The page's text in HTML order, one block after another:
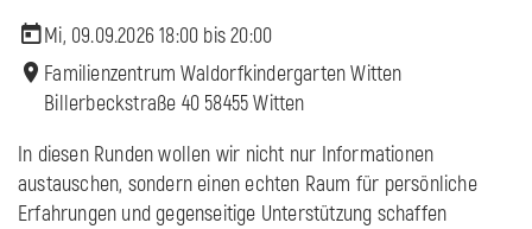
Mi, 09.09.2026 18:00 bis20:00
Familienzentrum Waldorfkindergarten Witten
Billerbeckstraße 40 58455 Witten
In diesen Runden wollen wir nicht nur Informationen
austauschen, sondern einen echten Raum für persönliche
Erfahrungen und gegenseitige Unterstützung schaffen